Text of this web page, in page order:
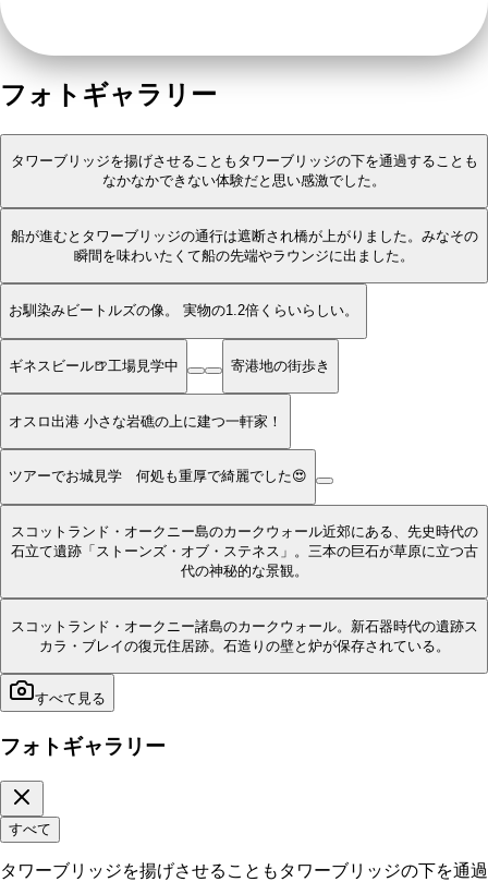
フォトギャラリー
タワーブリッジを揚げさせることもタワーブリッジの下を通過することも
なかなかできない体験だと思い感激でした。
船が進むとタワーブリッジの通行は遮断され橋が上がりました。みなその
瞬間を味わいたくて船の先端やラウンジに出ました。
お馴染みビートルズの像。 実物の1.2倍くらいらしい。
ギネスビール🍺工場見学中 寄港地の街歩き
オスロ出港 小さな岩礁の上に建つ一軒家！
ツアーでお城見学 何処も重厚で綺麗でした😍
スコットランド・オークニー島のカークウォール近郊にある、先史時代の
石立て遺跡「ストーンズ・オブ・ステネス」。三本の巨石が草原に立つ古
代の神秘的な景観。
スコットランド・オークニー諸島のカークウォール。新石器時代の遺跡ス
カラ・ブレイの復元住居跡。石造りの壁と炉が保存されている。
すべて見る
フォトギャラリー
すべて
タワーブリッジを揚げさせることもタワーブリッジの下を通過